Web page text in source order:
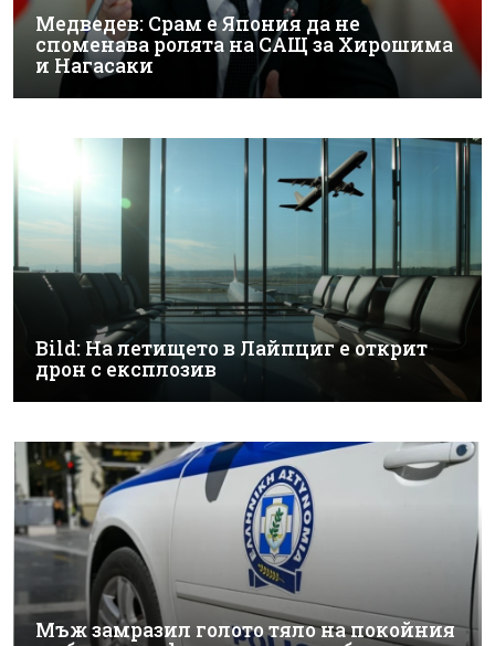
Медведев: Срам е Япония да не
споменава ролята на САЩ за Хирошима
и Нагасаки
Bild: На летището в Лайпциг е открит
дрон с експлозив
Мъж замразил голото тяло на покойния